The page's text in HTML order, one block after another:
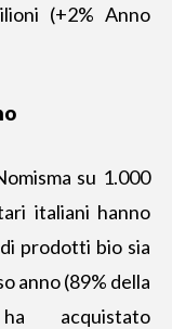
(+2% Anno
su 1.000
italiani hanno
prodotti biosia
anno (89% della
acquistato